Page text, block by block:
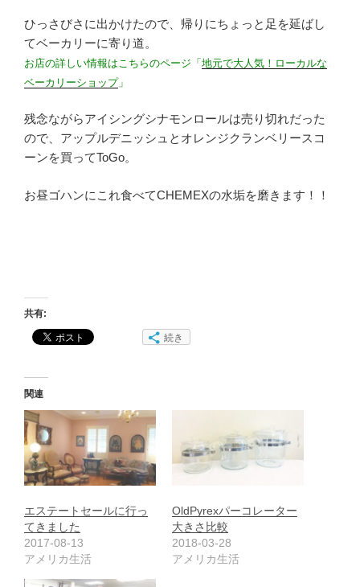
ひっさびさに出かけたので、帰りにちょっと足を延ばし
てベーカリーに寄り道。
お店の詳しい情報はこちらのページ「 地元で大人気！ローカルな
ベーカリーショップ」
残念ながらアイシングシナモンロールは売り切れだった
ので、アップルデニッシュとオレンジクランベリースコ
ーンを買ってToGo。
お昼ゴハンにこれ食べてCHEMEXの水垢を磨きます！！
共有:
続き
関連
エステートセールに行っ
てきました
2017-08-13
アメリカ生活
OldPyrexパーコレーター
大きさ比較
2018-03-28
アメリカ生活